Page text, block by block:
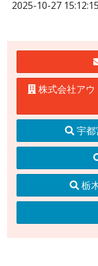
2025-10-27 15:12:15
株式会社ア
宇都
栃